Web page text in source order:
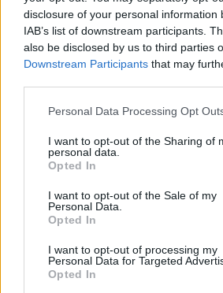
disclosure of your personal information
IAB’s list of downstream participants.
also be disclosed by us to third parties
Downstream Participants that may
Personal Data Processing Opt
I want to opt-out of the Sharing of
personal data.
Opted In
I want to opt-out of the Sale of my
Personal Data.
Opted In
I want to opt-out of processing my
Personal Data for Targeted
Opted In
sea lo más favorable posible para
física y emocional. En definitiva,
más tiempo para nosotros como
"Durante los últimos dos
probando la vida en Grecia y las
positivas. Nos sentimos
familia, sentimos que tenemos
Novak